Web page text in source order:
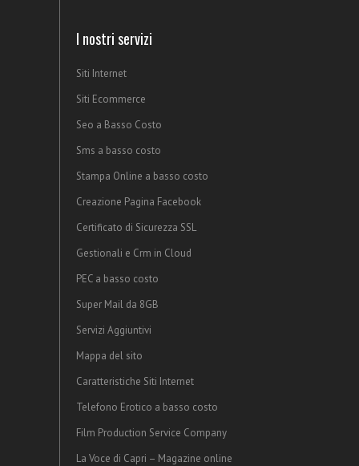
I nostri servizi
Siti Internet
Siti Ecommerce
Seo a Basso Costo
Sms a basso costo
Stampa Online a basso costo
Creazione Pagina Facebook
Certificato di Sicurezza SSL
Gestionali e Crm in Cloud
PEC a basso costo
Super Mail da 8GB
Servizi Aggiuntivi
Mappa del sito
Caratteristiche Siti Internet
Telefono Erotico a basso costo
Film Production Service Company
La Voce di Capri – Magazine online